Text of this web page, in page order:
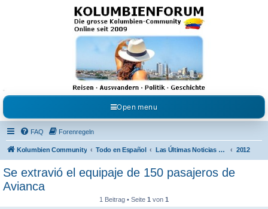
Kolumbienforum - Das
grosse Forum der
Freunde Kolumbiens
Reisen, Auswandern, Kultur, Politik, Geschichte und Visum in Kolumbien und Venezuela.
Austausch, Erfahrungen und Gemeinschaft im Kolumbienforum
Open menu
FAQ Forenregeln
Kolumbien Community Todo en Español Las Últimas Noticias en Español 2012
Se extravió el equipaje de 150 pasajeros de
Avianca
1 Beitrag • Seite 1 von 1